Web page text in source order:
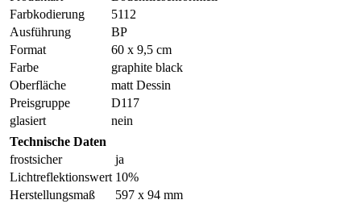
Farbkodierung
5112
Ausführung
BP
Format
60 x 9,5 cm
Farbe
graphite black
Oberfläche
matt Dessin
Preisgruppe
D117
glasiert
nein
Technische Daten
frostsicher
ja
Lichtreflektionswert 10%
Herstellungsmaß
597 x 94 mm